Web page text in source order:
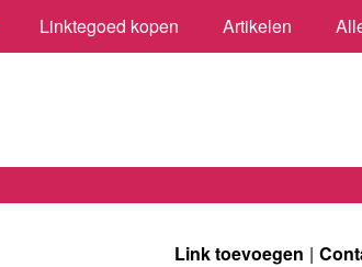
Linktegoed kopen Artikelen
Link toevoegen